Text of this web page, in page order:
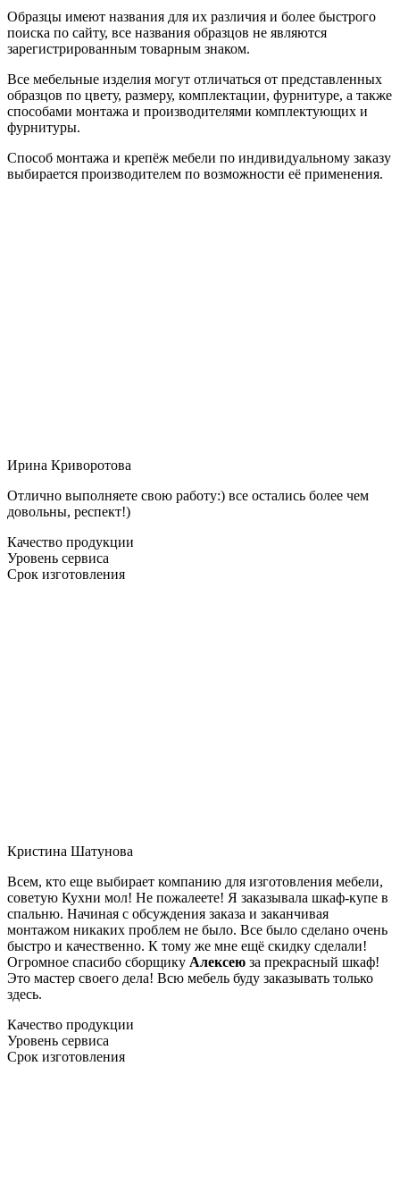
Образцы имеют названия для их различия и более быстрого
поиска по сайту, все названия образцов не являются
зарегистрированным товарным знаком.
Все мебельные изделия могут отличаться от представленных
образцов по цвету, размеру, комплектации, фурнитуре, а также
способами монтажа и производителями комплектующих и
фурнитуры.
Способ монтажа и крепёж мебели по индивидуальному заказу
выбирается производителем по возможности её применения.
Ирина Криворотова
Отлично выполняете свою работу:) все остались более чем
довольны, респект!)
Качество продукции
Уровень сервиса
Срок изготовления
Кристина Шатунова
Всем, кто еще выбирает компанию для изготовления мебели,
советую Кухни мол! Не пожалеете! Я заказывала шкаф-купе в
спальню. Начиная с обсуждения заказа и заканчивая
монтажом никаких проблем не было. Все было сделано очень
быстро и качественно. К тому же мне ещё скидку сделали!
Огромное спасибо сборщику Алексею за прекрасный шкаф!
Это мастер своего дела! Всю мебель буду заказывать только
здесь.
Качество продукции
Уровень сервиса
Срок изготовления